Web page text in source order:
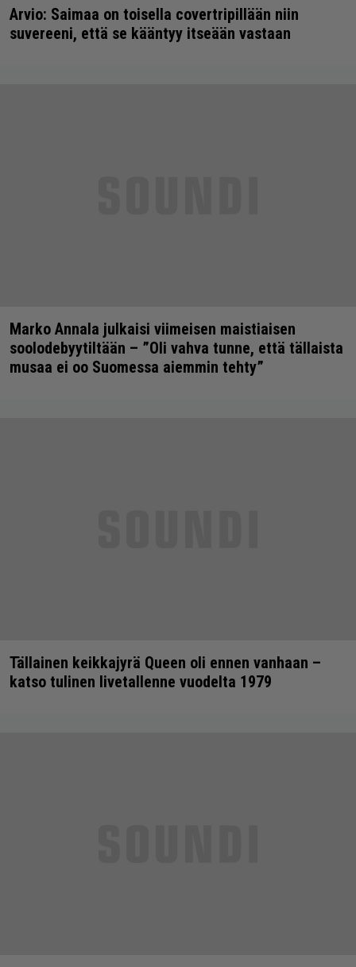
Arvio: Saimaa on toisella covertripillään niin
suvereeni, että se kääntyy itseään vastaan
Marko Annala julkaisi viimeisen maistiaisen
soolodebyytiltään – ”Oli vahva tunne, että tällaista
musaa ei oo Suomessa aiemmin tehty”
Tällainen keikkajyrä Queen oli ennen vanhaan –
katso tulinen livetallenne vuodelta 1979